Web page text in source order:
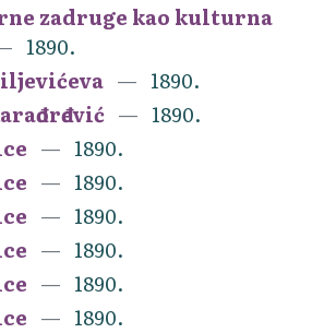
zadruge kao kulturna
1890.
1890.
1890.
1890.
1890.
1890.
1890.
1890.
1890.